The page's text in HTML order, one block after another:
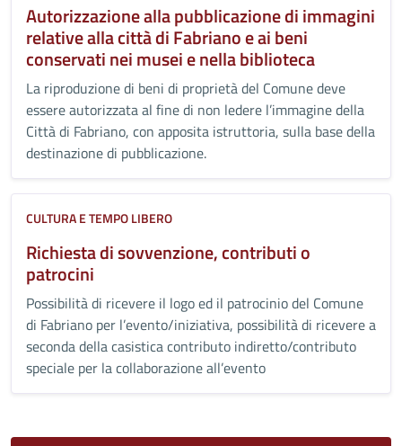
Autorizzazione alla pubblicazione di immagini
relative alla città di Fabriano e ai beni
conservati nei musei e nella biblioteca
La riproduzione di beni di proprietà del Comune deve
essere autorizzata al fine di non ledere l’immagine della
Città di Fabriano, con apposita istruttoria, sulla base della
destinazione di pubblicazione.
CULTURA E TEMPO LIBERO
Richiesta di sovvenzione, contributi o
patrocini
Possibilità di ricevere il logo ed il patrocinio del Comune
di Fabriano per l’evento/iniziativa, possibilità di ricevere a
seconda della casistica contributo indiretto/contributo
speciale per la collaborazione all’evento